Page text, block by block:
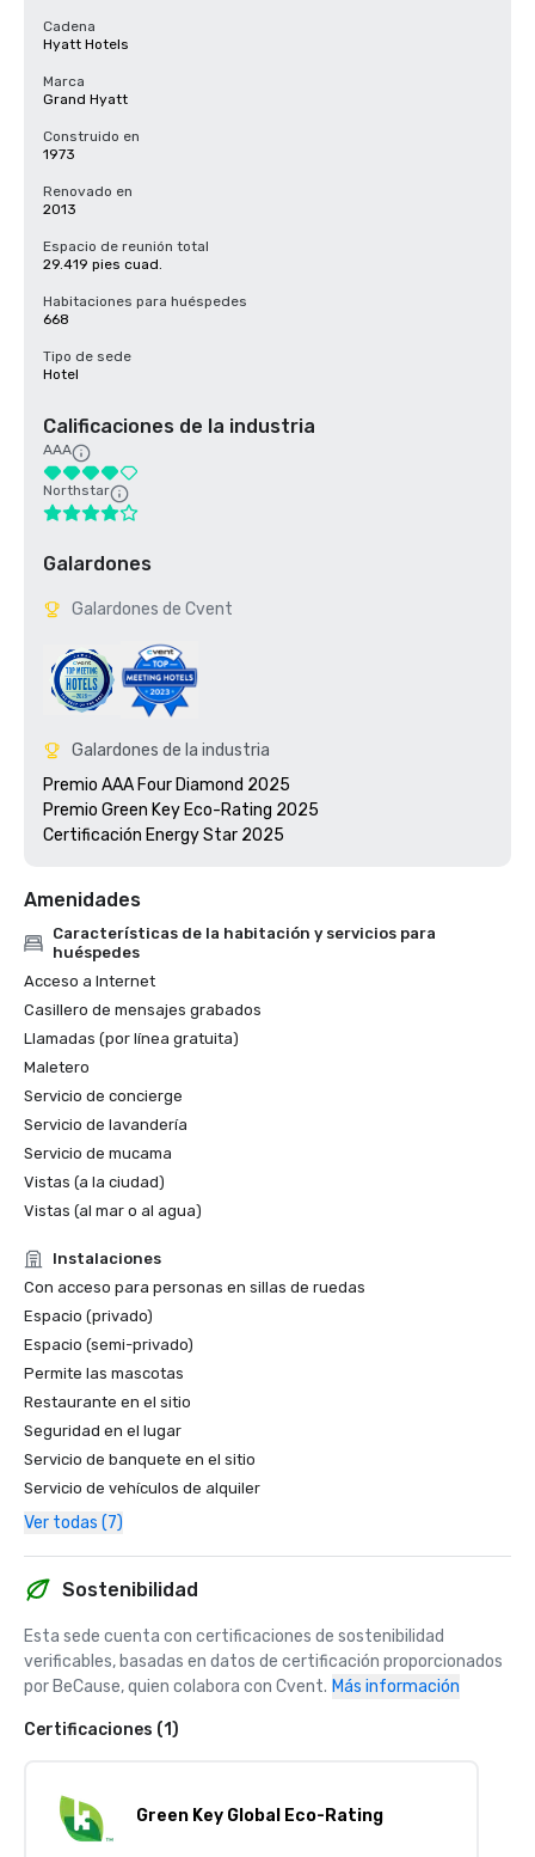
Cadena
Hyatt Hotels
Marca
Grand Hyatt
Construido en
1973
Renovado en
2013
Espacio de reunión total
29.419 pies cuad.
Habitaciones para huéspedes
668
Tipo de sede
Hotel
Calificaciones de la industria
AAA
Northstar
Galardones
Galardones de Cvent
Galardones de la industria
Premio AAA Four Diamond 2025
Premio Green Key Eco-Rating 2025
Amenidades
Características de la habitación y servicios para
huéspedes
Acceso a Internet
Casillero de mensajes grabados
Llamadas (por línea gratuita)
Maletero
Servicio de concierge
Servicio de lavandería
Servicio de mucama
Vistas (a la ciudad)
Vistas (al mar o al agua)
Instalaciones
Con acceso para personas en sillas de ruedas
Espacio (privado)
Espacio (semi-privado)
Permite las mascotas
Restaurante en el sitio
Seguridad en el lugar
Servicio de banquete en el sitio
Servicio de vehículos de alquiler
Ver todas (7)
Sostenibilidad
Esta sede cuenta con certificaciones de sostenibilidad
verificables, basadas en datos de certificación proporcionados
por BeCause, quien colabora con Cvent. Más información
Certificaciones (1)
Green Key Global Eco-Rating